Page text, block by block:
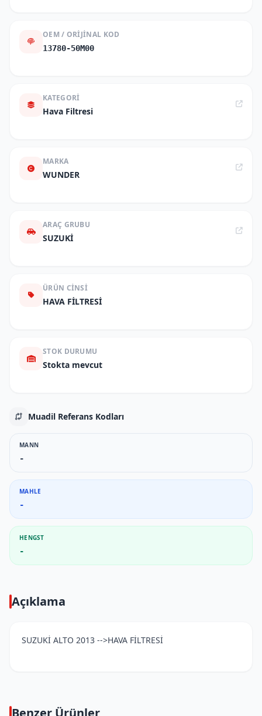
OEM / ORIJINAL KOD
13780-50M00
KATEGORI
Hava Filtresi
MARKA
WUNDER
ARAÇ GRUBU
SUZUKİ
ÜRÜN CINSI
HAVA FİLTRESİ
STOK DURUMU
Stokta mevcut
Muadil Referans Kodları
MANN
-
MAHLE
-
HENGST
-
Açıklama
SUZUKİ ALTO 2013 -->HAVA FİLTRESİ
Benzer Ürünler